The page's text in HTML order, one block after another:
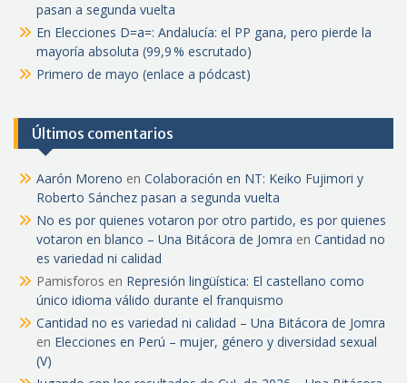
pasan a segunda vuelta
En Elecciones D=a=: Andalucía: el PP gana, pero pierde la
mayoría absoluta (99,9 % escrutado)
Primero de mayo (enlace a pódcast)
Últimos comentarios
Aarón Moreno en Colaboración en NT: Keiko Fujimori y
Roberto Sánchez pasan a segunda vuelta
No es por quienes votaron por otro partido, es por quienes
votaron en blanco – Una Bitácora de Jomra en Cantidad no
es variedad ni calidad
Pamisforos en Represión lingüística: El castellano como
único idioma válido durante el franquismo
Cantidad no es variedad ni calidad – Una Bitácora de Jomra
en Elecciones en Perú – mujer, género y diversidad sexual
(V)